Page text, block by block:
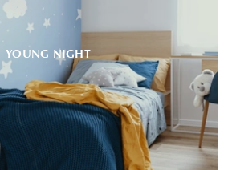
YOUNG NIGHT